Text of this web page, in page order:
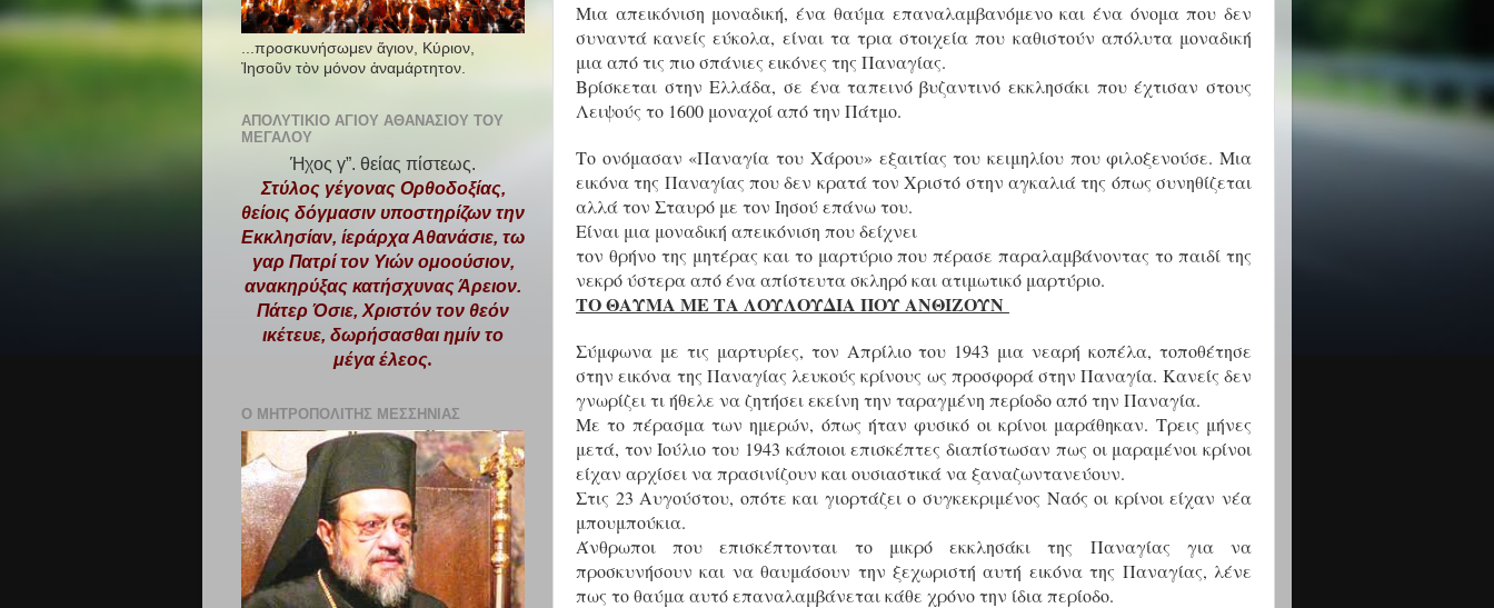
Μια απεικόνιση μοναδική, ένα θαύμα επαναλαμβανόμενο και ένα όνομα που δεν
συναντά κανείς εύκολα, είναι τα τρια στοιχεία που καθιστούν απόλυτα μοναδική
μια από τις πιο σπάνιες εικόνες της Παναγίας.
Βρίσκεται στην Ελλάδα, σε ένα ταπεινό βυζαντινό εκκλησάκι που έχτισαν στους
Λειψούς το 1600 μοναχοί από την Πάτμο.
Το ονόμασαν «Παναγία του Χάρου» εξαιτίας του κειμηλίου που φιλοξενούσε. Μια
εικόνα της Παναγίας που δεν κρατά τον Χριστό στην αγκαλιά της όπως συνηθίζεται
αλλά τον Σταυρό με τον Ιησού επάνω του.
Είναι μια μοναδική απεικόνιση που δείχνει
τον θρήνο της μητέρας και το μαρτύριο που πέρασε παραλαμβάνοντας το παιδί της
νεκρό ύστερα από ένα απίστευτα σκληρό και ατιμωτικό μαρτύριο.
ΤΟ ΘΑΥΜΑ ΜΕ ΤΑ ΛΟΥΛΟΥΔΙΑ ΠΟΥ ΑΝΘΙΖΟΥΝ
Σύμφωνα με τις μαρτυρίες, τον Απρίλιο του 1943 μια νεαρή κοπέλα, τοποθέτησε
στην εικόνα της Παναγίας λευκούς κρίνους ως προσφορά στην Παναγία. Κανείς δεν
γνωρίζει τι ήθελε να ζητήσει εκείνη την ταραγμένη περίοδο από την Παναγία.
Με το πέρασμα των ημερών, όπως ήταν φυσικό οι κρίνοι μαράθηκαν. Τρεις μήνες
μετά, τον Ιούλιο του 1943 κάποιοι επισκέπτες διαπίστωσαν πως οι μαραμένοι κρίνοι
είχαν αρχίσει να πρασινίζουν και ουσιαστικά να ξαναζωντανεύουν.
Στις 23 Αυγούστου, οπότε και γιορτάζει ο συγκεκριμένος Ναός οι κρίνοι είχαν νέα
μπουμπούκια.
Άνθρωποι που επισκέπτονται το μικρό εκκλησάκι της Παναγίας για να
προσκυνήσουν και να θαυμάσουν την ξεχωριστή αυτή εικόνα της Παναγίας, λένε
πως το θαύμα αυτό επαναλαμβάνεται κάθε χρόνο την ίδια περίοδο.
...προσκυνήσωμεν ἅγιον, Κύριον,
Ἰησοῦν τὸν μόνον ἀναμάρτητον.
ΑΠΟΛΥΤΊΚΙΟ ΑΓΊOΥ ἈΘΑΝΑΣΊΟΥ ΤΟΥ
ΜΕΓΆΛΟΥ
Ήχος γ”. θείας πίστεως.
Στύλος γέγονας Ορθοδοξίας,
θείοις δόγμασιν υποστηρίζων την
Εκκλησίαν, ίεράρχα Αθανάσιε, τω
γαρ Πατρί τον Υιών ομοούσιον,
ανακηρύξας κατήσχυνας Άρειον.
Πάτερ Όσιε, Χριστόν τον θεόν
ικέτευε, δωρήσασθαι ημίν το
μέγα έλεος.
Ο ΜΗΤΡΟΠΟΛΊΤΗΣ ΜΕΣΣΗΝΊΑΣ